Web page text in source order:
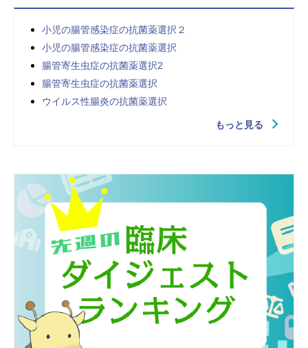
小児の腸管感染症の抗菌薬選択２
小児の腸管感染症の抗菌薬選択
腸管寄生虫症の抗菌薬選択2
腸管寄生虫症の抗菌薬選択
ウイルス性腸炎の抗菌薬選択
もっと見る